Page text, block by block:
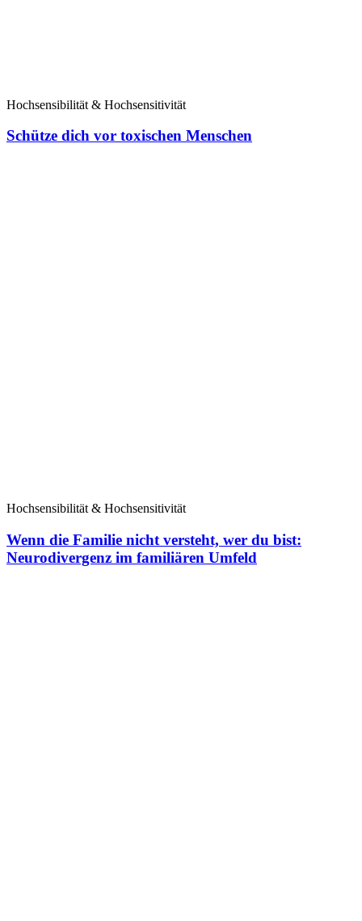
Hochsensibilität & Hochsensitivität
Schütze dich vor toxischen Menschen
Hochsensibilität & Hochsensitivität
Wenn die Familie nicht versteht, wer du bist:
Neurodivergenz im familiären Umfeld